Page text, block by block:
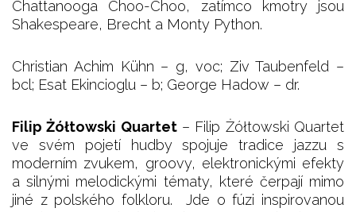
Chattanooga Choo-Choo, zatímco kmotry jsou
Shakespeare, Brecht a Monty Python.
Christian Achim Kühn – g, voc; Ziv Taubenfeld –
bcl; Esat Ekincioglu – b; George Hadow – dr.
Filip Żółtowski Quartet– Filip Żółtowski Quartet
ve svém pojetí hudby spojuje tradice jazzu s
moderním zvukem, groovy, elektronickými efekty
a silnými melodickými tématy, které čerpají mimo
jiné z polského folkloru. Jde o fúzi inspirovanou